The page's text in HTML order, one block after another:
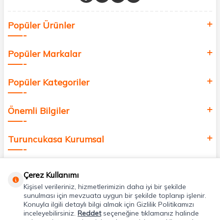
değer katmak için bize katılın!
Popüler Ürünler
Popüler Markalar
Popüler Kategoriler
Önemli Bilgiler
Turuncukasa Kurumsal
Uygulamalarımız
Çerez Kullanımı
Kişisel verileriniz, hizmetlerimizin daha iyi bir şekilde
sunulması için mevzuata uygun bir şekilde toplanıp işlenir.
Konuyla ilgili detaylı bilgi almak için Gizlilik Politikamızı
inceleyebilirsiniz. Reddetseçeneğine tıklamanız halinde